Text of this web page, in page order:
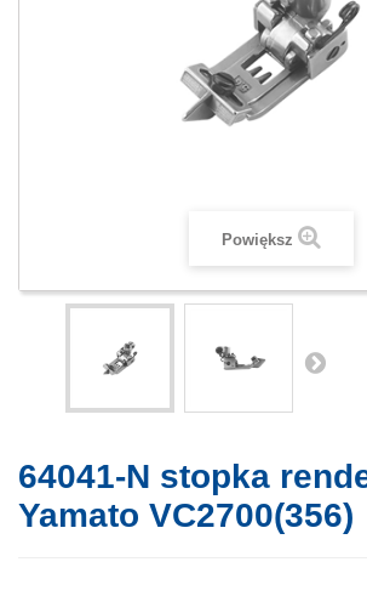
Powiększ
64041-N stopka
Yamato VC2700(356)